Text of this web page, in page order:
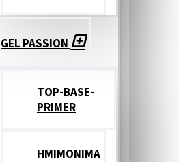
GEL PASSION
TOP-BASE-
PRIMER
ΗΜΙΜΟΝΙΜΑ